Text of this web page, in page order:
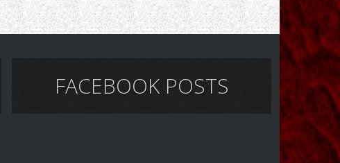
FACEBOOK POSTS